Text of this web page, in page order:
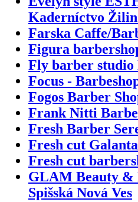
Kaderníctvo
Farska Caffe/
Figura
Fly barber
Focus -
Fogos Barber
Frank Nitti
Fresh Barber
Fresh cut Galanta
Fresh cut
GLAM Beauty &
Spišská Nová Ves